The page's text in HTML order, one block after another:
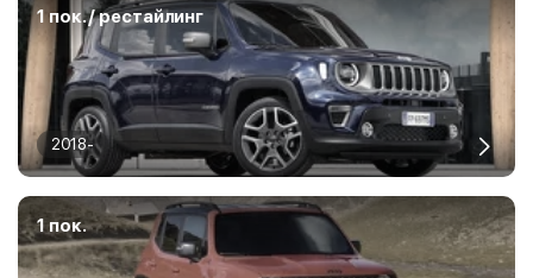
1 пок. / рестайлинг
2018-
1 пок.